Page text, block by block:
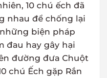
10 chú ếch đã
nhau để chống lại
biện pháp
đau hay gây hại
đường đưa Chuột
chú Ếch gặp Rắn